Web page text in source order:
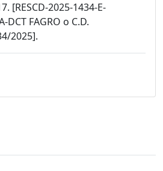
[RESCD-2025-1434-E-
DCT FAGRO o C.D.
2025].